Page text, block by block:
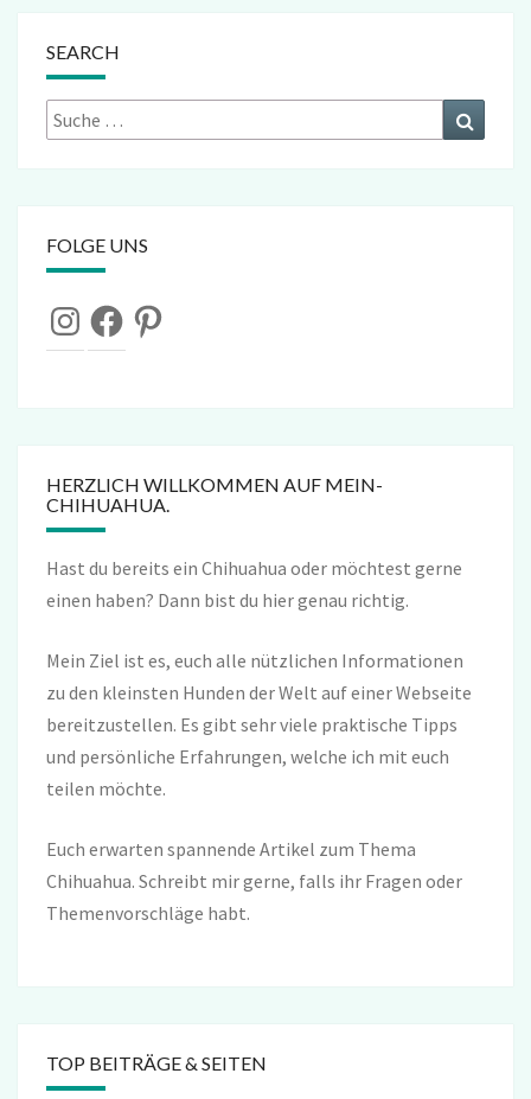
SEARCH
Suche
nach:
FOLGE UNS
InstagramFacebookPinterest
HERZLICH WILLKOMMEN AUF MEIN-
CHIHUAHUA.
Hast du bereits ein Chihuahua oder möchtest gerne
einen haben? Dann bist du hier genau richtig.
Mein Ziel ist es, euch alle nützlichen Informationen
zu den kleinsten Hunden der Welt auf einer Webseite
bereitzustellen. Es gibt sehr viele praktische Tipps
und persönliche Erfahrungen, welche ich mit euch
teilen möchte.
Euch erwarten spannende Artikel zum Thema
Chihuahua. Schreibt mir gerne, falls ihr Fragen oder
Themenvorschläge habt.
TOP BEITRÄGE & SEITEN